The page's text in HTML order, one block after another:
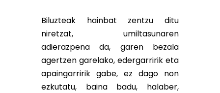
Biluzteak hainbat zentzu ditu
niretzat, umiltasunaren
adierazpena da, garen bezala
agertzen garelako, edergarririk eta
apaingarririk gabe, ez dago non
ezkutatu, baina badu, halaber,